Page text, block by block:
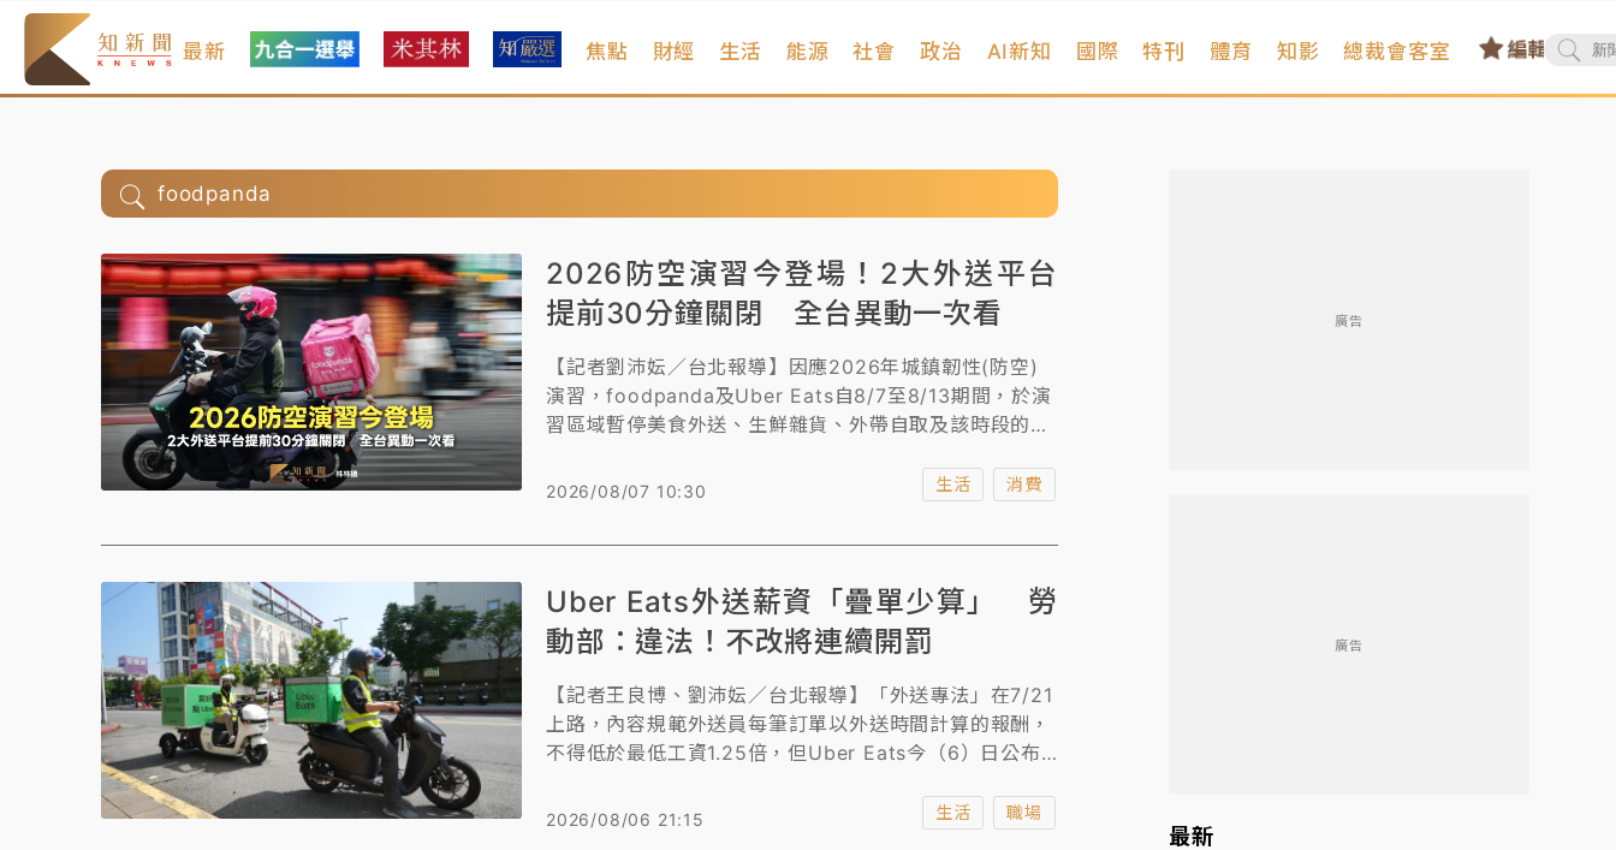
最新 焦點 財經 生活 能源 社會 政治 AI新知 國際 特刊 體育 知影 總裁會客室
foodpanda
2026防空演習今登場！2大外送平台
提前30分鐘關閉 全台異動一次看
【記者劉沛妘／台北報導】因應2026年城鎮韌性(防空)
演習，foodpanda及Uber Eats自8/7至8/13期間，於演
習區域暫停美食外送、生鮮雜貨、外帶自取及該時段的預
看。
2026/08/07 10:30 生活 消費
Uber Eats外送薪資「疊單少算」 勞
動部：違法！不改將連續開罰
【記者王良博、劉沛妘／台北報導】「外送專法」在7/21
上路，內容規範外送員每筆訂單以外送時間計算的報酬，
不得低於最低工資1.25倍，但Uber Eats今（6）日公布
間分別計算。對此，勞動部強調，此計算方式不符外送專
2026/08/06 21:15 生活 職場
廣告
廣告
最新